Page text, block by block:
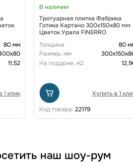
80 мм
11,52
1 клик
В наличии
Тротуарная плитка Фабрика
Готика Картано 300х150х80 мм
Цветок Урала FINERRO
Толщина
80
Размер, мм
На поддоне, м2
Купить в 1
Код товара: 22179
наш шоу-рум